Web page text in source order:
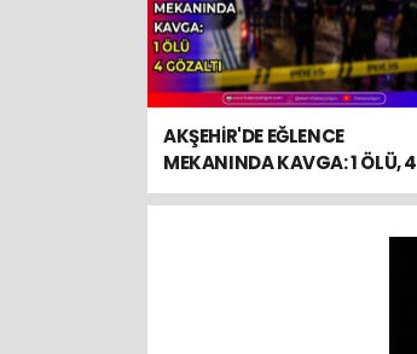
AKŞEHİR'DE EĞLENCE
MEKANINDA KAVGA: 1 ÖLÜ, 4
GÖZALTI